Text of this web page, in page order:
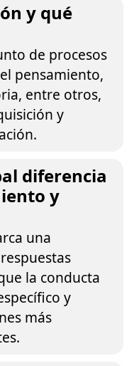
y qué
de procesos
pensamiento,
entre otros,
y
diferencia
y
una
la conducta
y
más